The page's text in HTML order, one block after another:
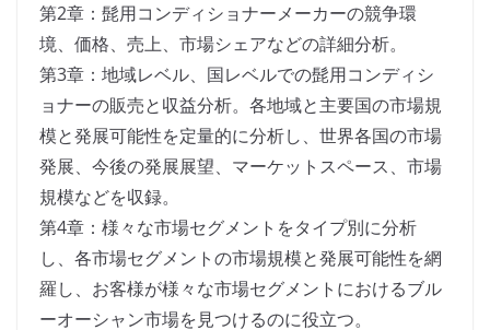
第2章：髭用コンディショナーメーカーの競争環
境、価格、売上、市場シェアなどの詳細分析。
第3章：地域レベル、国レベルでの髭用コンディシ
ョナーの販売と収益分析。各地域と主要国の市場規
模と発展可能性を定量的に分析し、世界各国の市場
発展、今後の発展展望、マーケットスペース、市場
規模などを収録。
第4章：様々な市場セグメントをタイプ別に分析
し、各市場セグメントの市場規模と発展可能性を網
羅し、お客様が様々な市場セグメントにおけるブル
ーオーシャン市場を見つけるのに役立つ。